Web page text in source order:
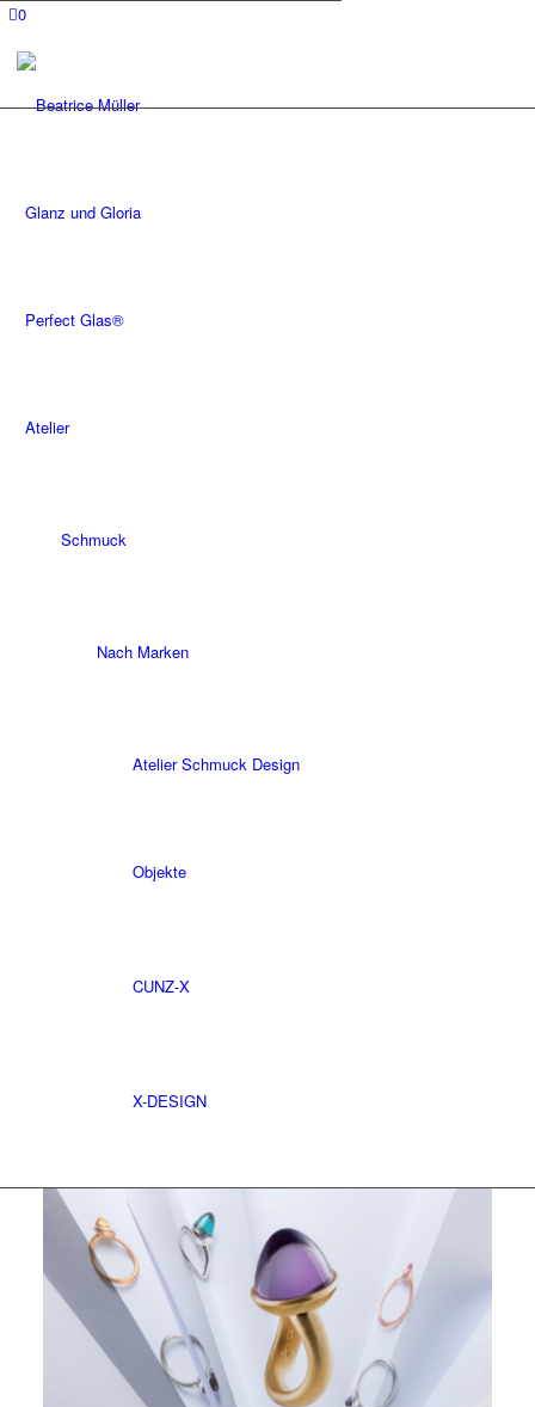
0
Glanz und Gloria
Perfect Glas®
Atelier
Schmuck
Nach Marken
Atelier Schmuck Design
Objekte
CUNZ-X
X-DESIGN
Nach Kategorien
Ringe